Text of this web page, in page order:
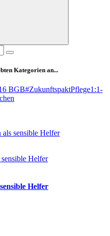
Kategorien an...
BGB#ZukunftspaktPflege1:1-
sensible Helfer
Helfer